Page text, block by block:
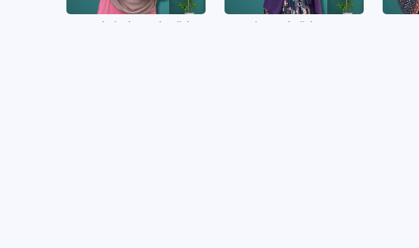
Head Niqab Ready Hijab Diamond Hijab Orna